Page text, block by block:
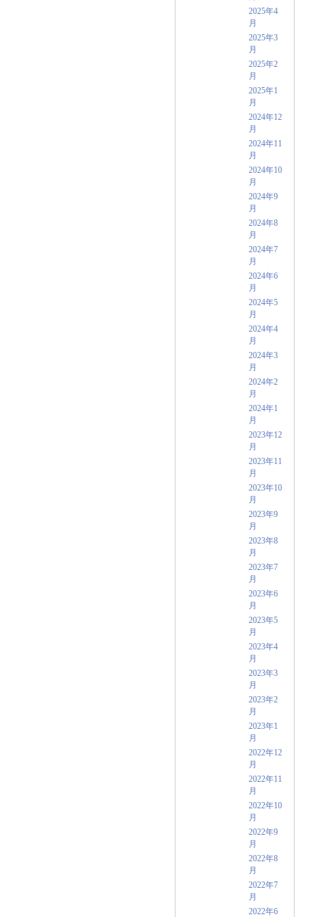
2025年4
月
2025年3
月
2025年2
月
2025年1
月
2024年12
月
2024年11
月
2024年10
月
2024年9
月
2024年8
月
2024年7
月
2024年6
月
2024年5
月
2024年4
月
2024年3
月
2024年2
月
2024年1
月
2023年12
月
2023年11
月
2023年10
月
2023年9
月
2023年8
月
2023年7
月
2023年6
月
2023年5
月
2023年4
月
2023年3
月
2023年2
月
2023年1
月
2022年12
月
2022年11
月
2022年10
月
2022年9
月
2022年8
月
2022年7
月
2022年6